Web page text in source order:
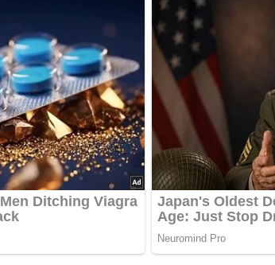
Zwiebel, Petersilie und Champignons)